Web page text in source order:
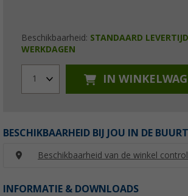
Beschikbaarheid: STANDAARD
WERKDAGEN
1 IN
BESCHIKBAARHEID BIJ JOU IN DE BUURT
Beschikbaarheid van de winkel
INFORMATIE & DOWNLOADS